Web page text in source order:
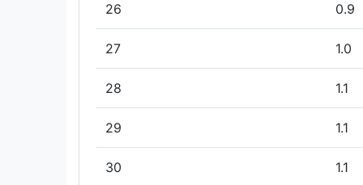
26 0.9
27 1.0
28 1.1
29 1.1
30 1.1